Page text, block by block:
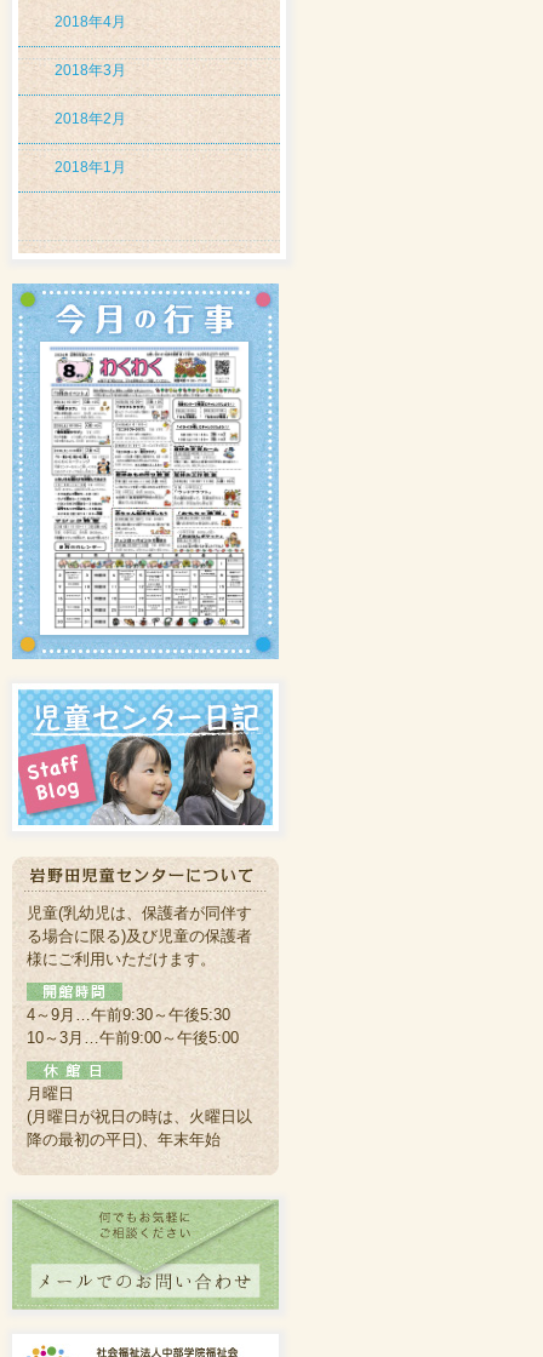
2018年4月
2018年3月
2018年2月
2018年1月
児童(乳幼児は、保護者が同伴す
る場合に限る)及び児童の保護者
様にご利用いただけます。
4～9月…午前9:30～午後5:30
10～3月…午前9:00～午後5:00
月曜日
(月曜日が祝日の時は、火曜日以
降の最初の平日)、年末年始